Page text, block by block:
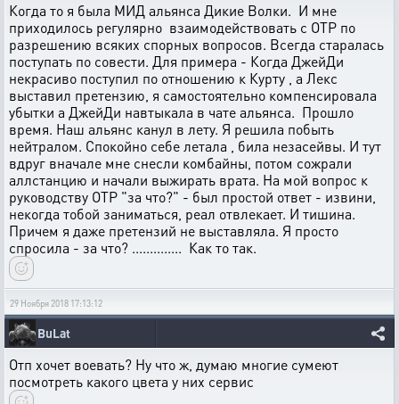
Когда то я была МИД альянса Дикие Волки. И мне
приходилось регулярно взаимодействовать с ОТР по
разрешению всяких спорных вопросов. Всегда старалась
поступать по совести. Для примера - Когда ДжейДи
некрасиво поступил по отношению к Курту , а Лекс
выставил претензию, я самостоятельно компенсировала
убытки а ДжейДи навтыкала в чате альянса. Прошло
время. Наш альянс канул в лету. Я решила побыть
нейтралом. Спокойно себе летала , била незасейвы. И тут
вдруг вначале мне снесли комбайны, потом сожрали
аллстанцию и начали выжирать врата. На мой вопрос к
руководству ОТР "за что?" - был простой ответ - извини,
некогда тобой заниматься, реал отвлекает. И тишина.
Причем я даже претензий не выставляла. Я просто
спросила - за что? .............. Как то так.
29 Ноября 2018 17:13:12
BuLat
Отп хочет воевать? Ну что ж, думаю многие сумеют
посмотреть какого цвета у них сервис